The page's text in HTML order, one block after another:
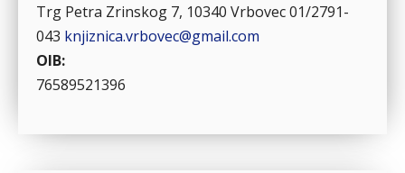
Trg Petra Zrinskog 7, 10340 Vrbovec01/2791-
043 knjiznica.vrbovec@gmail.com
OIB:
76589521396